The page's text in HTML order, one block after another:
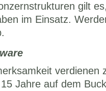
gilt
im Einsatz.
verdienen
Jahre auf dem